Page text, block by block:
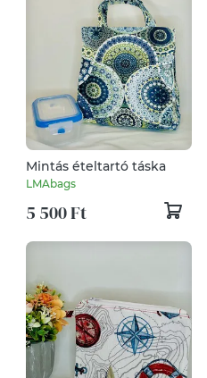
Mintás ételtartó táska
LMAbags
5 500 Ft